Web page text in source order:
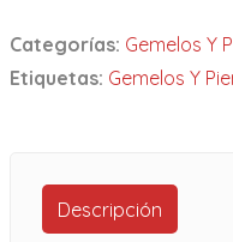
Categorías: Gemelos Y
Etiquetas: Gemelos Y
Descripción